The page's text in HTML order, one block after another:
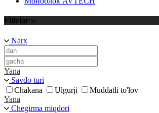
Filtrlar
Narx
Yana
Savdo turi
Chakana
Ulgurji
Muddatli to'lov
Yana
Chegirma miqdori